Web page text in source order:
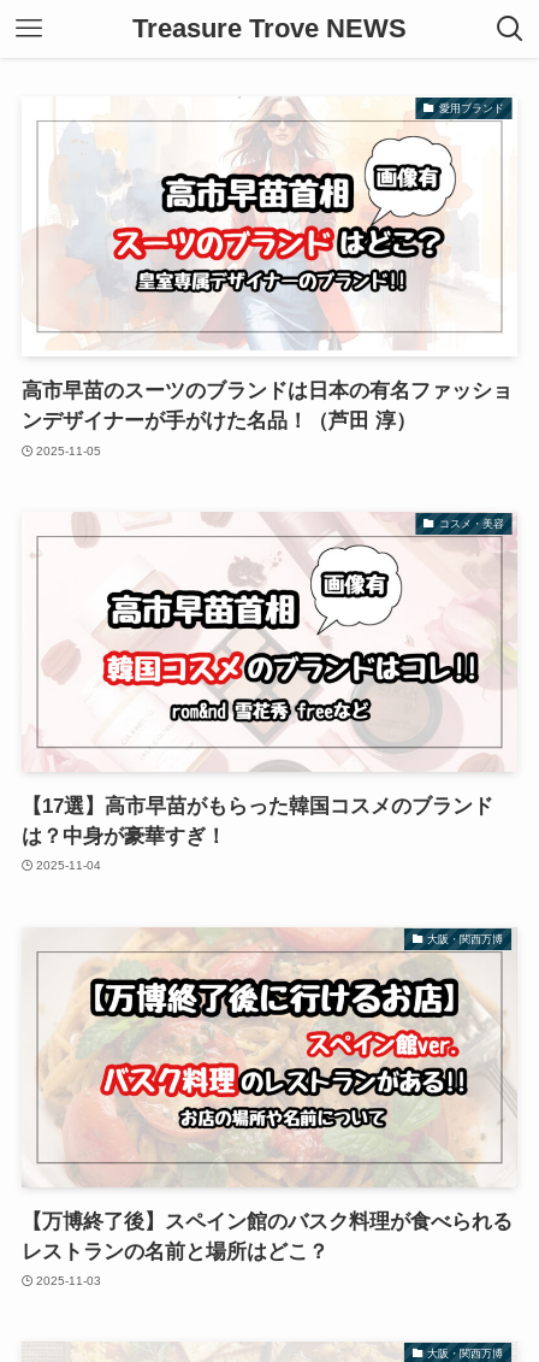
Treasure Trove NEWS
愛用ブランド
高市早苗のスーツのブランドは日本の有名ファッショ
ンデザイナーが手がけた名品！（芦田 淳）
2025-11-05
コスメ・美容
【17選】高市早苗がもらった韓国コスメのブランド
は？中身が豪華すぎ！
2025-11-04
大阪・関西万博
【万博終了後】スペイン館のバスク料理が食べられる
レストランの名前と場所はどこ？
2025-11-03
大阪・関西万博